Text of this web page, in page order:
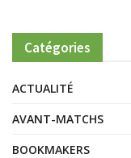
Catégories
ACTUALITÉ
AVANT-MATCHS
BOOKMAKERS